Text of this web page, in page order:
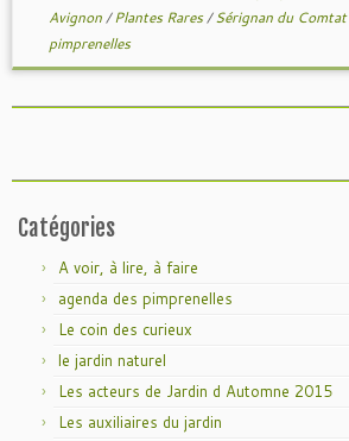
Avignon/Plantes Rares/Sérignan du Comtat
pimprenelles
Catégories
A voir, à lire, à faire
agenda des pimprenelles
Le coin des curieux
le jardin naturel
Les acteurs de Jardin d Automne 2015
Les auxiliaires du jardin